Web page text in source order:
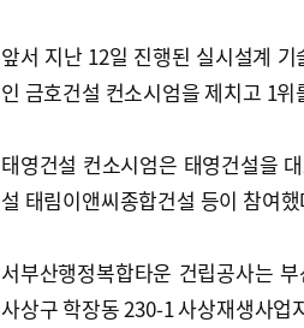
앞서 지난 12일 진행된 실시설계
인 금호건설 컨소시엄을 제치고 1위
태영건설 컨소시엄은 태영건설을
설 태림이앤씨종합건설 등이 참여
서부산행정복합타운 건립공사는
사상구 학장동 230-1 사상재생사업